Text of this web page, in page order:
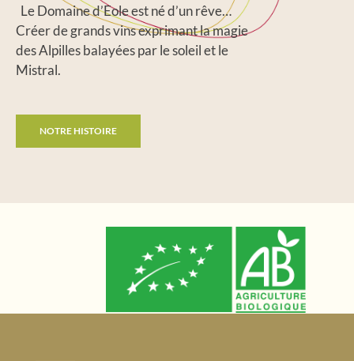
Le Domaine d’Eole est né d’un rêve…
Créer de grands vins exprimant la magie
des Alpilles balayées par le soleil et le
Mistral.
NOTRE HISTOIRE